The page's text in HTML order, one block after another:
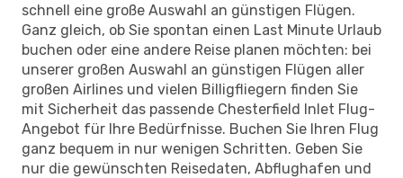
schnell eine große Auswahl an günstigen Flügen.
Ganz gleich, ob Sie spontan einen Last Minute Urlaub
buchen oder eine andere Reise planen möchten: bei
unserer großen Auswahl an günstigen Flügen aller
großen Airlines und vielen Billigfliegern finden Sie
mit Sicherheit das passende Chesterfield Inlet Flug-
Angebot für Ihre Bedürfnisse. Buchen Sie Ihren Flug
ganz bequem in nur wenigen Schritten. Geben Sie
nur die gewünschten Reisedaten, Abflughafen und